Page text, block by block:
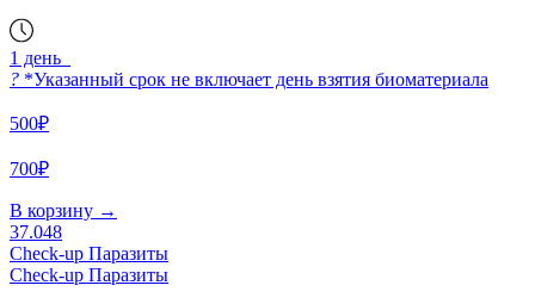
1 день
? *Указанный срок не включает день взятия биоматериала
500₽
700₽
В корзину →
37.048
Check-up Паразиты
Check-up Паразиты